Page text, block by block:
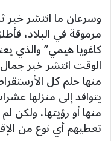
وسرعان ما انتشر
مرموقة في البلاد،
كاغويا هيمي” والذي
الوقت انتشر خبر جمال
منها حلم كل
يتوافد إلى منزلها
منها أو رؤيتها، ولكن
تعطيهم أي نوع من